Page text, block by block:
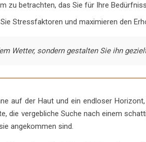
zu betrachten, das Sie für Ihre
Stressfaktoren und maximieren den
Wetter, sondern gestalten Sie ihn
auf der Haut und ein endloser
die vergebliche Suche nach einem
angekommen sind.